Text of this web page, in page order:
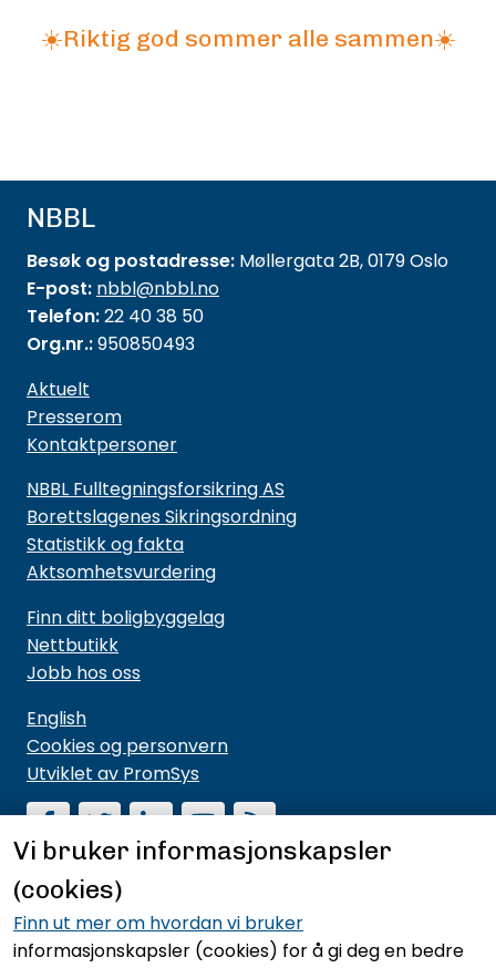
☀️Riktig god sommer alle sammen☀️
NBBL
Besøk og postadresse: Møllergata 2B, 0179 Oslo
E-post: nbbl@nbbl.no
Telefon:22 40 38 50
Org.nr.:950850493
Aktuelt
Presserom
Kontaktpersoner
NBBL Fulltegningsforsikring AS
Borettslagenes Sikringsordning
Statistikk og fakta
Aktsomhetsvurdering
Finn ditt boligbyggelag
Nettbutikk
Jobb hos oss
English
Cookies og personvern
Utviklet av PromSys
Motta nyhetsbrev fra NBBL
Hold deg oppdatert på hva vi driver med og hva vi
mener noe om.
Vi bruker informasjonskapsler
(cookies)
Finn ut mer om hvordan vi bruker
informasjonskapsler (cookies) for å gi deg en bedre